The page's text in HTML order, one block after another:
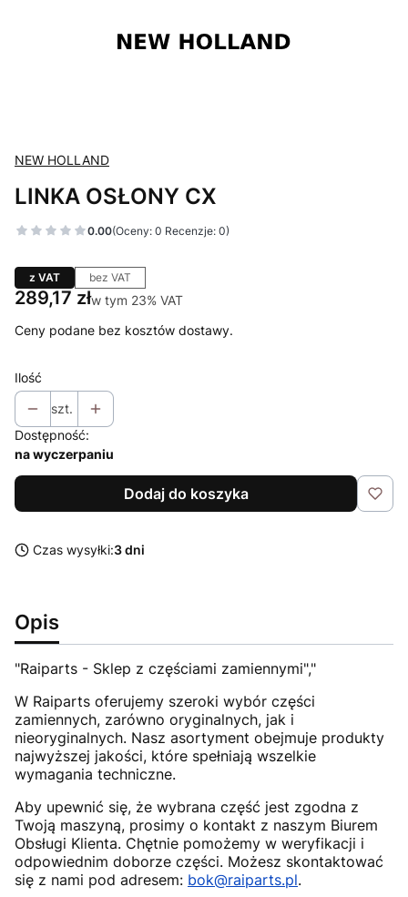
NEW HOLLAND
LINKA OSŁONY CX
0.00(Oceny: 0 Recenzje: 0)
z VAT bez VAT
Cena
289,17 złw tym 23% VAT
w tym 23% VAT
Ceny podane bez kosztów dostawy.
Ilość
szt.
Dostępność:
na wyczerpaniu
Dodaj do koszyka
Czas wysyłki:3 dni
Opis
"Raiparts - Sklep z częściami zamiennymi","
W Raiparts oferujemy szeroki wybór części
zamiennych, zarówno oryginalnych, jak i
nieoryginalnych. Nasz asortyment obejmuje produkty
najwyższej jakości, które spełniają wszelkie
wymagania techniczne.
Aby upewnić się, że wybrana część jest zgodna z
Twoją maszyną, prosimy o kontakt z naszym Biurem
Obsługi Klienta. Chętnie pomożemy w weryfikacji i
odpowiednim doborze części. Możesz skontaktować
się z nami pod adresem: bok@raiparts.pl.